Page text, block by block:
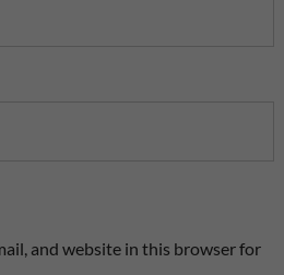
and website in this browser for